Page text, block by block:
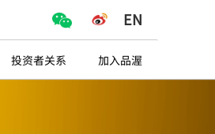
EN
投资者关系 加入品渥